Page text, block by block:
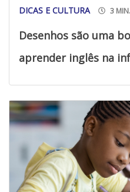
DICAS E CULTURA 3
Desenhos são uma
aprender inglês na